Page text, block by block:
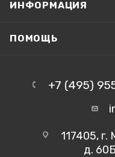
ИНФОРМАЦИЯ
ПОМОЩЬ
+7 (495)
117405,
д.